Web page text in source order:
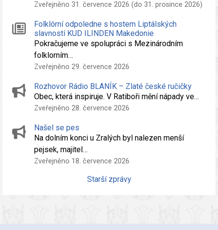
Zveřejněno 31. července 2026 (do 31. prosince 2026)
Folklórní odpoledne s hostem Liptálských
slavností KUD ILINDEN Makedonie
Pokračujeme ve spolupráci s Mezinárodním
folklorním…
Zveřejněno 29. července 2026
Rozhovor Rádio BLANÍK – Zlaté české ručičky
Obec, která inspiruje. V Ratiboři mění nápady ve…
Zveřejněno 28. července 2026
Našel se pes
Na dolním konci u Zralých byl nalezen menší
pejsek, majitel…
Zveřejněno 18. července 2026
Starší zprávy